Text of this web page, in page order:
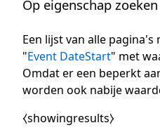
Op eigenschap zoeken
Een lijst van alle pagina's
"Event DateStart" met
Omdat er een beperkt
worden ook nabije
⧼showingresults⧽